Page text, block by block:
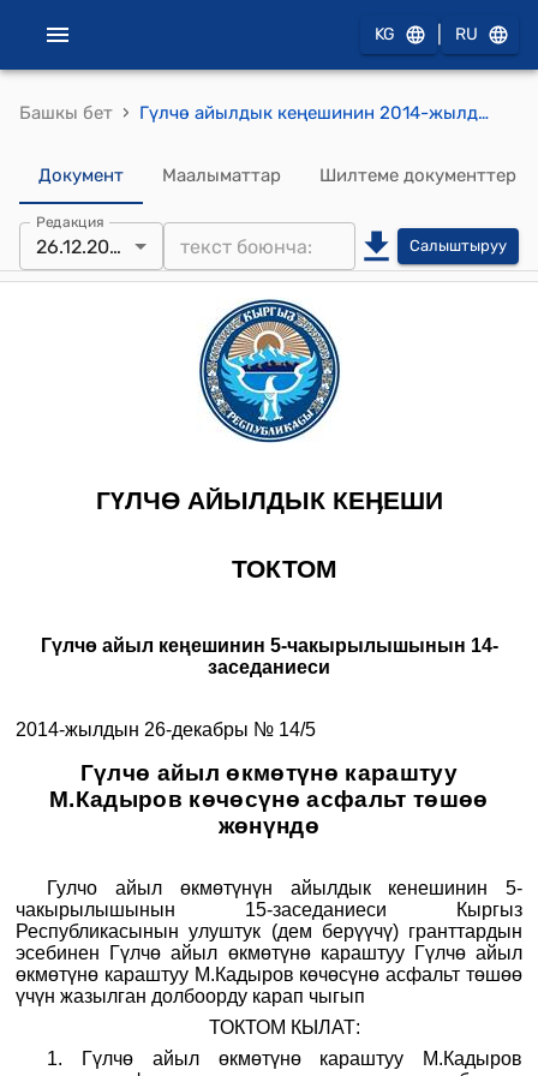
KG RU
Башкы бет › Гүлчө айылдык кеңешинин 2014-жылдын 26-декабрындагы № 14/5 "Гүлчө айыл өкмөтүнө караштуу М.Кадыров көчөсүнө асфальт төшөө жөнүндө" токтому
Документ Маалыматтар Шилтеме документтер
Редакция
26.12.2014 Салыштыруу